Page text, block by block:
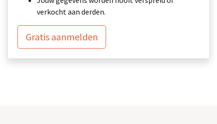
verkocht aan derden.
Gratis aanmelden